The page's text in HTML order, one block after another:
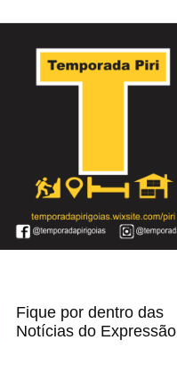
Fique por dentro das
Notícias do Expressão